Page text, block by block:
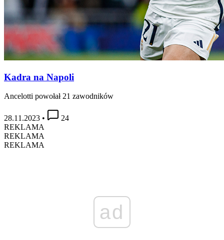
Kadra na Napoli
Ancelotti powołał 21 zawodników
28.11.2023 •
24
REKLAMA
REKLAMA
REKLAMA
ad